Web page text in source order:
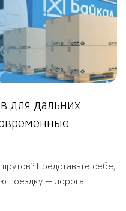
для дальних
Представьте себе,
поездку — дорога